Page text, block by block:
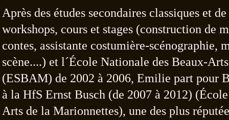
Après des études secondaires classiques et
workshops, cours et stages (construction de
contes, assistante costumière-scénographie,
scène....) et l´École Nationale des Beaux-
(ESBAM) de 2002 à 2006, Emilie part pour
à la HfS Ernst Busch (de 2007 à 2012)
Arts de la Marionnettes), une des plus